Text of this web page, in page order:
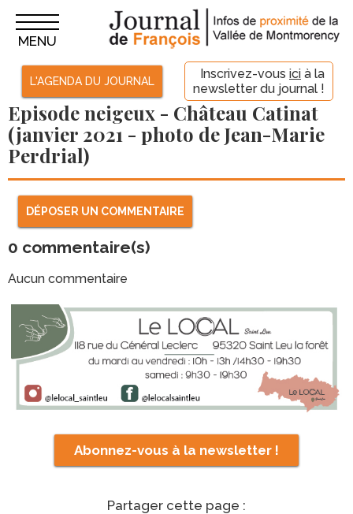
L'AGENDA DU JOURNAL Inscrivez-vous ici à la
newsletter du journal !
MENU
Episode neigeux - Château Catinat
(janvier 2021 - photo de Jean-Marie
Perdrial)
DÉPOSER UN COMMENTAIRE
0 commentaire(s)
Aucun commentaire
Abonnez-vous à la newsletter !
Partager cette page :